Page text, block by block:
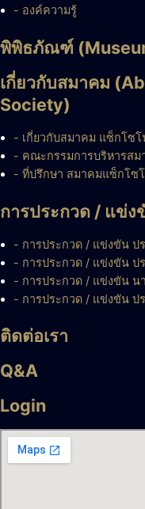
- องค์ความรู้
พิพิธภัณฑ์
เกี่ยวกับสมาคม
Society)
- เกี่ยวกับสมาคม แซ็กโซ
- คณะกรรมการบริหารสม
- ที่ปรึกษา สมาคมแซ็กโซ
การประกวด / แข่ง
- การประกวด / แข่งขัน ปร
- การประกวด / แข่งขัน ป
- การประกวด / แข่งขัน น
- การประกวด / แข่งขัน ป
ติดต่อเรา
Q&A
Login